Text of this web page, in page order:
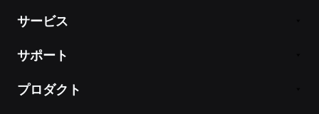
サービス
サポート
プロダクト